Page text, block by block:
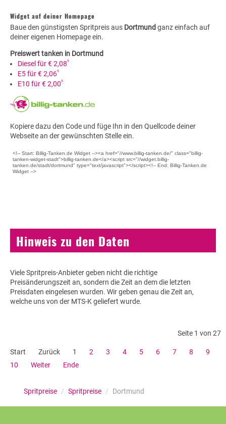
Widget auf deiner Homepage
Baue den günstigsten Spritpreis aus Dortmund ganz einfach auf
deiner eigenen Homepage ein.
Preiswert tanken in Dortmund
Diesel für € 2,089
E5 für € 2,069
E10 für € 2,009
Kopiere dazu den Code und füge Ihn in den Quellcode deiner
Webseite an der gewünschten Stelle ein.
Hinweis zu den Daten
Viele Spritpreis-Anbieter geben nicht die richtige
Preisänderungszeit an, sondern die Zeit an dem die letzten
Preisdaten eingelesen wurden. Wir geben genau die Zeit an,
welche uns von der MTS-K geliefert wurde.
Seite 1 von 27
Start Zurück 1 2 3 4 5 6 7 8
9
10
Weiter Ende
Spritpreise / Spritpreise / Dortmund